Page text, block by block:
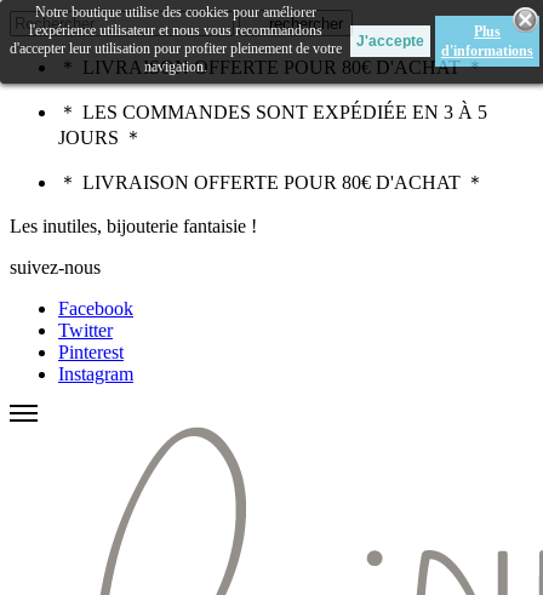
rechercher
＊ LIVRAISON OFFERTE POUR 80€ D'ACHAT ＊
＊ LES COMMANDES SONT EXPÉDIÉE EN 3 À 5
JOURS ＊
＊ LIVRAISON OFFERTE POUR 80€ D'ACHAT ＊
Les inutiles, bijouterie fantaisie !
suivez-nous
Facebook
Twitter
Pinterest
Instagram
Notre boutique utilise des cookies pour améliorer
l'expérience utilisateur et nous vous recommandons
d'accepter leur utilisation pour profiter pleinement de votre
navigation.
Plus
d'informations